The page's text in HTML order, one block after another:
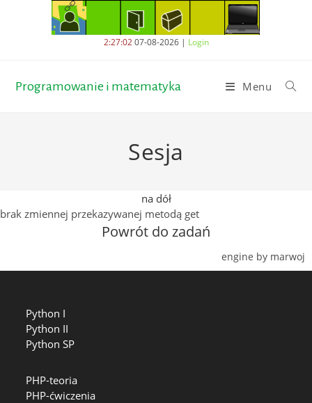
2:27:0207-08-2026 | Login
Programowanie i matematyka Menu
Sesja
na dół
brak zmiennej przekazywanej metodą get
Powrót do zadań
engine by marwoj
Python I
Python II
Python SP
PHP-teoria
PHP-ćwiczenia